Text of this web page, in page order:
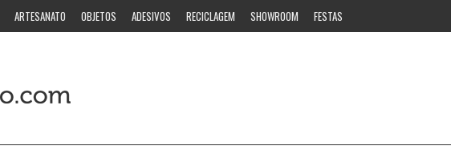
ARTESANATO OBJETOS ADESIVOS RECICLAGEM SHOWROOM FESTAS